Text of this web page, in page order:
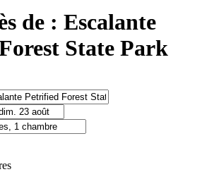
de : Escalante
State Park